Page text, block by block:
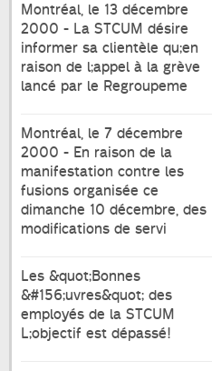
Montréal, le 13 décembre
2000 - La STCUM désire
informer sa clientèle qu;en
raison de l;appel à la grève
lancé par le Regroupeme
Montréal, le 7 décembre
2000 - En raison de la
manifestation contre les
fusions organisée ce
dimanche 10 décembre, des
modifications de servi
Les &quot;Bonnes
&#156;uvres&quot; des
employés de la STCUM
L;objectif est dépassé!